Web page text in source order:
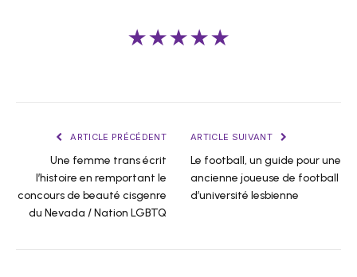
★★★★★
ARTICLE PRÉCÉDENT
Une femme trans écrit
l’histoire en remportant le
concours de beauté cisgenre
du Nevada / Nation LGBTQ
ARTICLE SUIVANT
Le football, un guide pour une
ancienne joueuse de football
d’université lesbienne